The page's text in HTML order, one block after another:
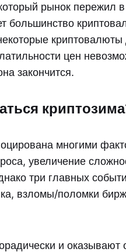
рынок пережил
большинство
цен
закончится.
многими
увеличение
три главных
взломы/поломки
и оказывают